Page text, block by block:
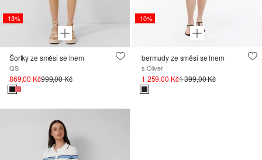
-13%
Šortky ze směsi se lnem
QS
869,00 Kč999,00 Kč
-10%
bermudy ze směsi se lnem
s.Oliver
1 259,00 Kč1 399,00 Kč